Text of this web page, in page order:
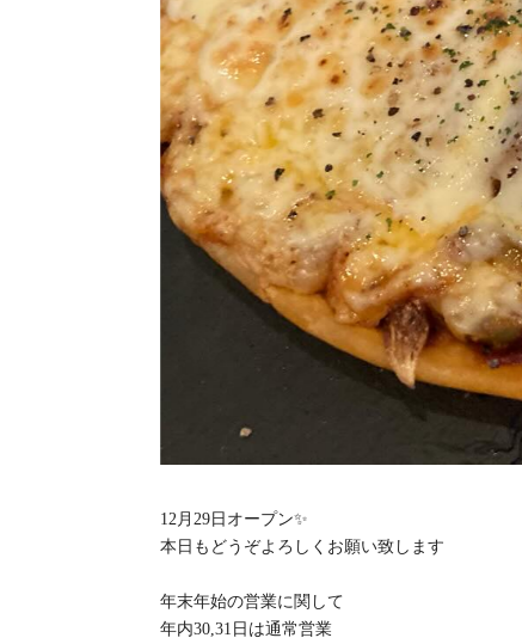
12月29日オープン✨
本日もどうぞよろしくお願い致します
年末年始の営業に関して
年内30,31日は通常営業